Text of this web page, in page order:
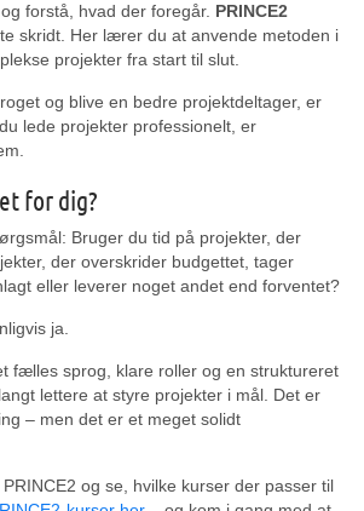
forstå, hvad der foregår. PRINCE2
skridt. Her lærer du at anvende metoden i
projekter fra start til slut.
og blive en bedre projektdeltager, er
lede projekter professionelt, er
for dig?
Bruger du tid på projekter, der
der overskrider budgettet, tager
eller leverer noget andet end forventet?
ja.
fælles sprog, klare roller og en struktureret
lettere at styre projekter i mål. Det er
– men det er et meget solidt
og se, hvilke kurser der passer til